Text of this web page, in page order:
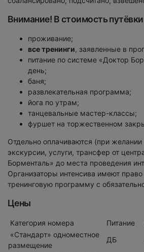
Внимание! В стоимость
проживание;
все тренинги, заявленные в
питание по системе «Доктор
день;
баня;
развлекательная программа;
йога по утрам;
танцевальные мастер-классы;
фуршет на торжественном
Отдельно оплачиваются (при желании
экскурсии, услуги, трансфер от
Борменталь» до места проведения
Организаторы интенсива имеют
тренинговую программу с
Цены
Категория номера Питание
«Стандарт» одноместное
размещение
ДБ